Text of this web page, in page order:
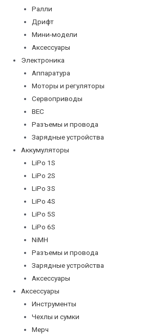
Ралли
Дрифт
Мини-модели
Аксессуары
Электроника
Аппаратура
Моторы и регуляторы
Сервоприводы
BEC
Разъемы и провода
Зарядные устройства
Аккумуляторы
LiPo 1S
LiPo 2S
LiPo 3S
LiPo 4S
LiPo 5S
LiPo 6S
NiMH
Разъемы и провода
Зарядные устройства
Аксессуары
Аксессуары
Инструменты
Чехлы и сумки
Мерч